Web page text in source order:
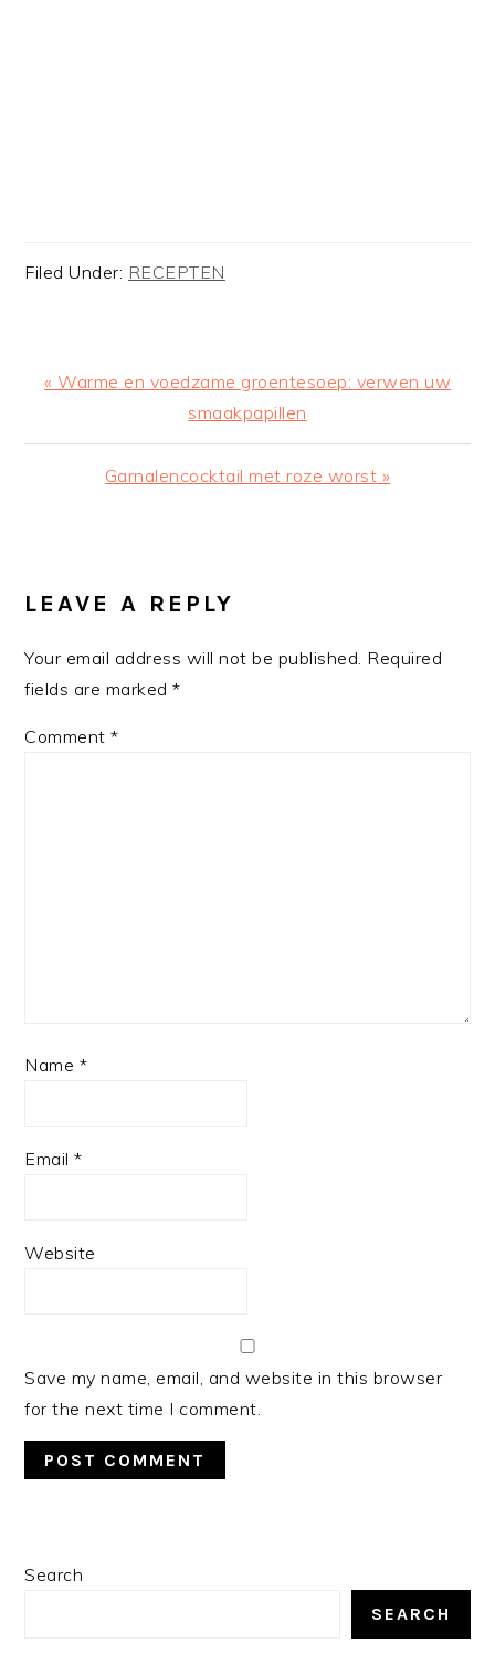
Filed Under: RECEPTEN
Previous
« Warme en voedzame groentesoep: verwen uw
smaakpapillen
Next
Garnalencocktail met roze worst »
INTERACTIONS
LEAVE A REPLY
Your email address will not be published. Required
fields are marked*
Comment*
Name *
Email*
Website
Save my name, email, and website in this browser
for the next time I comment.
PRIMARY
Search
SEARCH